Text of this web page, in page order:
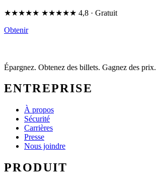
★★★★★ ★★★★★ 4,8 · Gratuit
Obtenir
Épargnez. Obtenez des billets. Gagnez des prix.
ENTREPRISE
À propos
Sécurité
Carrières
Presse
Nous joindre
PRODUIT